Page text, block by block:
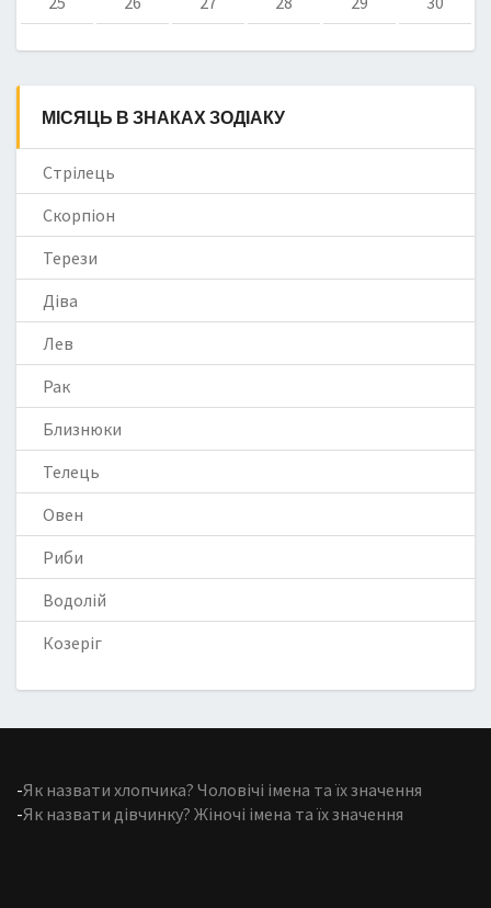
МІСЯЦЬ В ЗНАКАХ ЗОДІАКУ
Стрілець
Скорпіон
Терези
Діва
Лев
Рак
Близнюки
Телець
Овен
Риби
Водолій
Козеріг
-Як назвати хлопчика? Чоловічі імена та їх значення
-Як назвати дівчинку? Жіночі імена та їх значення